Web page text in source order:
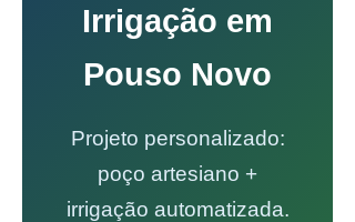
Irrigação em
Pouso Novo
Projeto personalizado:
poço artesiano +
irrigação automatizada.